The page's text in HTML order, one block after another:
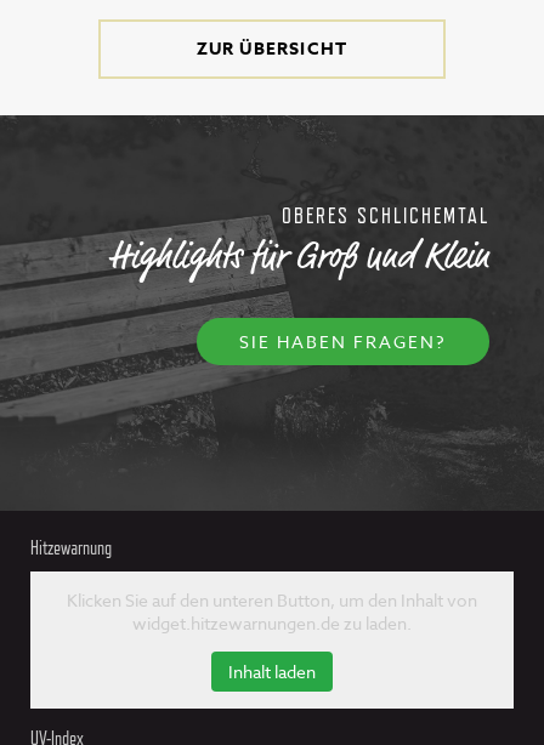
ZUR ÜBERSICHT
OBERES SCHLICHEMTAL
Highlights für Groß und Klein
SIE HABEN FRAGEN?
Hitzewarnung
Klicken Sie auf den unteren Button, um den Inhalt von
widget.hitzewarnungen.de zu laden.
Inhalt laden
UV-Index